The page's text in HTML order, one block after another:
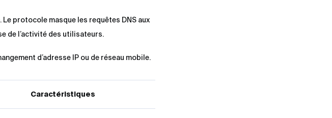
protocole masque les requêtes DNS aux
de l’activité des utilisateurs.
d’adresse IP ou de réseau mobile.
Caractéristiques